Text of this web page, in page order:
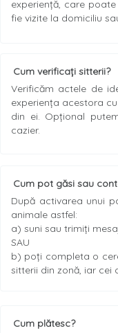
experiență, care
fie vizite la domiciliu
Cum verificați sitterii?
Verificăm actele de
experiența acestora
din ei. Opțional
cazier.
Cum pot găsi sau
După activarea unui
animale astfel:
a) suni sau trimiți
SAU
b) poți completa o
sitterii din zonă, iar cei
Cum plătesc?